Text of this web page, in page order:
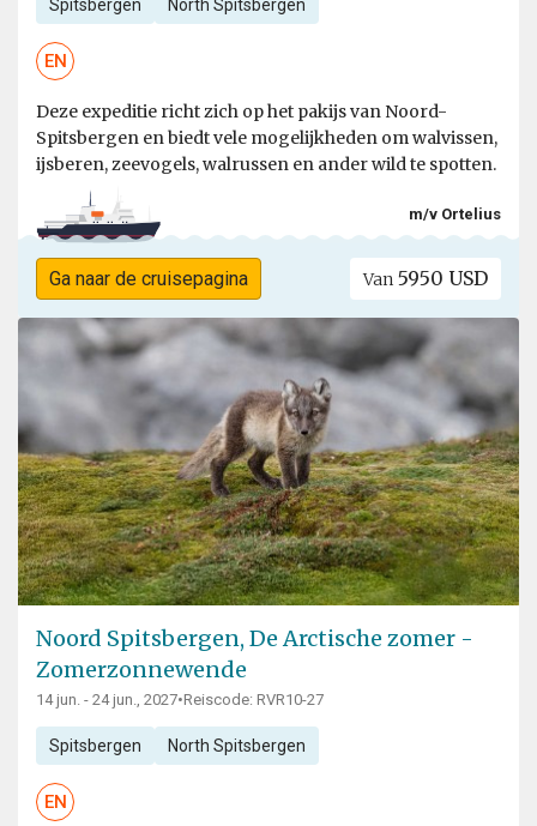
Spitsbergen North Spitsbergen
EN
Deze expeditie richt zich op het pakijs van Noord-
Spitsbergen en biedt vele mogelijkheden om walvissen,
ijsberen, zeevogels, walrussen en ander wild te spotten.
m/v Ortelius
Ga naar de cruisepagina Van 5950 USD
Noord Spitsbergen, De Arctische zomer -
Zomerzonnewende
14 jun. - 24 jun., 2027•Reiscode: RVR10-27
Spitsbergen North Spitsbergen
EN